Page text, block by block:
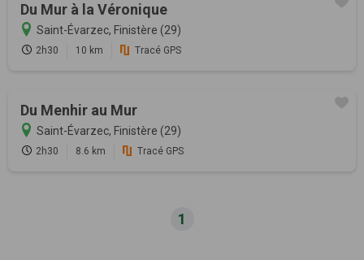
Du Mur à la Véronique
Saint-Évarzec, Finistère (29)
2h30 10 km Tracé GPS
Du Menhir au Mur
Saint-Évarzec, Finistère (29)
2h30 8.6 km Tracé GPS
1